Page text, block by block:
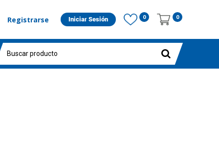
Registrarse Iniciar Sesión 0 0